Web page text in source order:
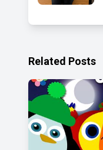
Related Posts